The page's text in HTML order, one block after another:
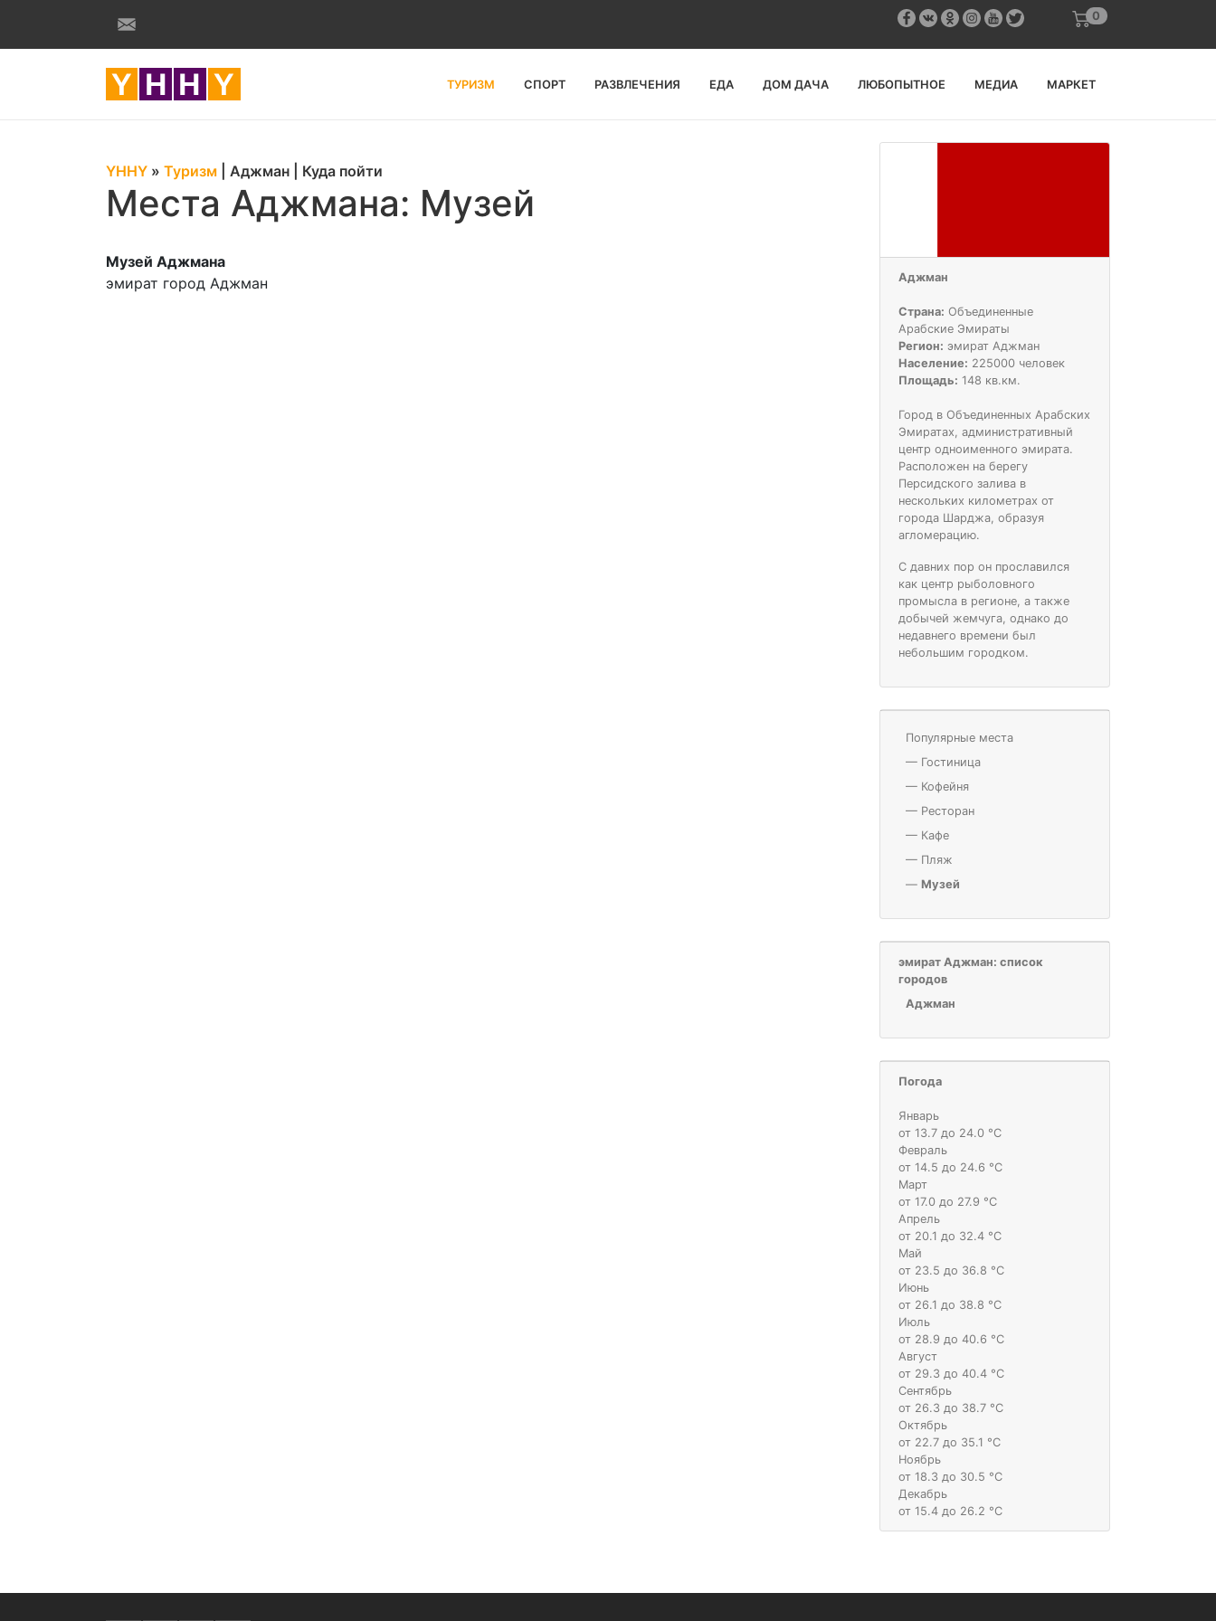
0
ТУРИЗМ СПОРТ РАЗВЛЕЧЕНИЯ ЕДА ДОМ ДАЧА ЛЮБОПЫТНОЕ МЕДИА МАРКЕТ
YHHY » Туризм Аджман Куда пойти
Места Аджмана: Музей
Музей Аджмана
эмират город Аджман
Аджман
Страна: Объединенные
Арабские Эмираты
Регион: эмират Аджман
Население: 225000 человек
Площадь: 148 кв.км.
Город в Объединенных Арабских
Эмиратах, административный
центр одноименного эмирата.
Расположен на берегу
Персидского залива в
нескольких километрах от
города Шарджа, образуя
агломерацию.
С давних пор он прославился
как центр рыболовного
промысла в регионе, а также
добычей жемчуга, однако до
недавнего времени был
небольшим городком.
Популярные места
— Гостиница
— Кофейня
— Ресторан
— Кафе
— Пляж
— Музей
эмират Аджман: список
городов
Аджман
Погода
Январь
от 13.7 до 24.0 °С
Февраль
от 14.5 до 24.6 °С
Март
от 17.0 до 27.9 °С
Апрель
от 20.1 до 32.4 °С
Май
от 23.5 до 36.8 °С
Июнь
от 26.1 до 38.8 °С
Июль
от 28.9 до 40.6 °С
Август
от 29.3 до 40.4 °С
Сентябрь
от 26.3 до 38.7 °С
Октябрь
от 22.7 до 35.1 °С
Ноябрь
от 18.3 до 30.5 °С
Декабрь
от 15.4 до 26.2 °С